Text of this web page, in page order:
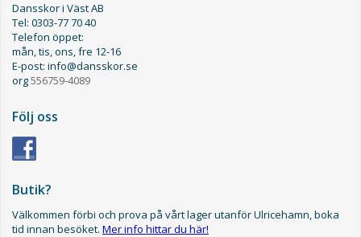
Dansskor i Väst AB
Tel: 0303-77 70 40
Telefon öppet:
mån, tis, ons, fre 12-16
E-post: info@dansskor.se
org556759-4089
Följ oss
Butik?
Välkommen förbi och prova på vårt lager utanför Ulricehamn, boka
tid innan besöket. Mer info hittar du här!